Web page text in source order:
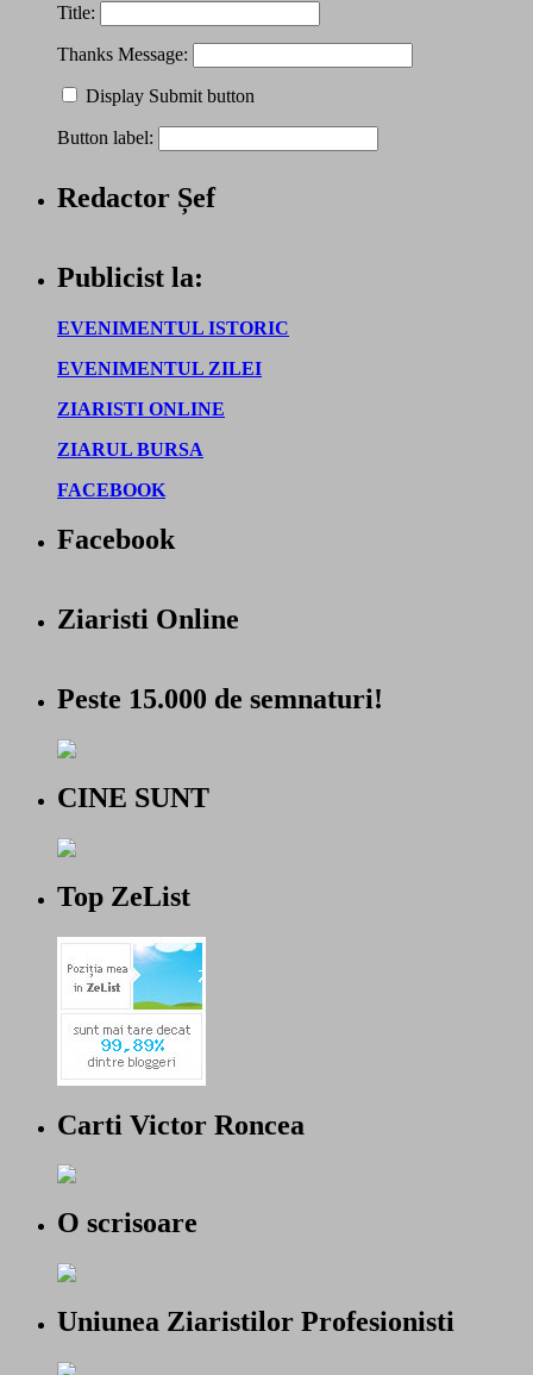
Title:
Thanks Message:
Display Submit button
Button label:
Redactor Șef
Publicist la:
EVENIMENTUL ISTORIC
EVENIMENTUL ZILEI
ZIARISTI ONLINE
ZIARUL BURSA
FACEBOOK
Facebook
Ziaristi Online
Peste 15.000 de semnaturi!
CINE SUNT
Top ZeList
Carti Victor Roncea
O scrisoare
Uniunea Ziaristilor Profesionisti